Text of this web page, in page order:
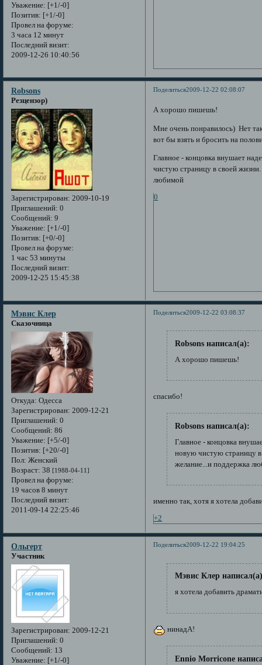
Уважение: [+1/-0]
Позитив: [+1/-0]
Провел на форуме:
3 часа 12 минут
Последний визит:
2009-12-26 10:40:56
Поделиться2009-12-22 02:08:07
Robsons
Резцензор)
Зарегистрирован: 2009-10-19
Приглашений: 0
Сообщений: 9
Уважение: [+1/-0]
Позитив: [+0/-0]
Провел на форуме:
1 час 53 минуты
Последний визит:
2009-12-25 15:45:38
А хорошо пишешь!
Мне очень понравилось) Нет
вот бы взять и бросить на
Главное - концовка внушает
чистую страницу в своей
любимой
0
Поделиться2009-12-22 03:08:37
Мэвис Клер
Сказочница
Откуда: Одесса
Зарегистрирован: 2009-12-21
Приглашений: 0
Сообщений: 86
Уважение: [+5/-0]
Позитив: [+20/-0]
Пол: Женский
Возраст: 38 [1988-04-11]
Провел на форуме:
19 часов 8 минут
Последний визит:
2011-09-14 22:25:46
Robsons написал(а):
А хорошо пишешь!
спасибо!
Robsons написал(а):
Главное - концовка
новую чистую страницу в
желание...и поддержка
именно так, хотя я хотела
+2
Поделиться2009-12-22 19:04:25
Ольгерт
Участник
Зарегистрирован: 2009-12-21
Приглашений: 0
Сообщений: 13
Уважение: [+1/-0]
Мэвис Клер
я хотела добавить
нинадА!
Ennio Morricone